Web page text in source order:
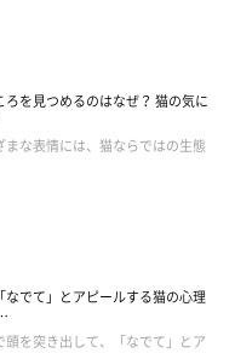
を見つめるのはなぜ？ 猫の気に
まな表情には、猫ならではの生態
なでて」とアピールする猫の心理
頭を突き出して、「なでて」とア